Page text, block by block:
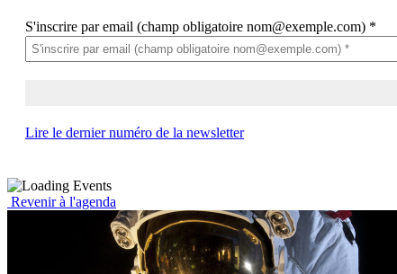
S'inscrire par email (champ obligatoire nom@exemple.com) *
Lire le dernier numéro de la newsletter
Revenir à l'agenda